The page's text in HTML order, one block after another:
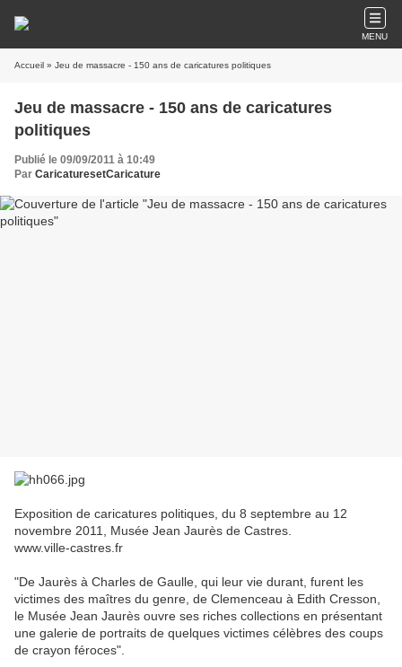
MENU
Accueil » Jeu de massacre - 150 ans de caricatures politiques
Jeu de massacre - 150 ans de caricatures
politiques
Publié le 09/09/2011 à 10:49
Par CaricaturesetCaricature
Exposition de caricatures politiques, du 8 septembre au 12
novembre 2011, Musée Jean Jaurès de Castres.
www.ville-castres.fr
"De Jaurès à Charles de Gaulle, qui leur vie durant, furent les
victimes des maîtres du genre, de Clemenceau à Edith Cresson,
le Musée Jean Jaurès ouvre ses riches collections en présentant
une galerie de portraits de quelques victimes célèbres des coups
de crayon féroces".